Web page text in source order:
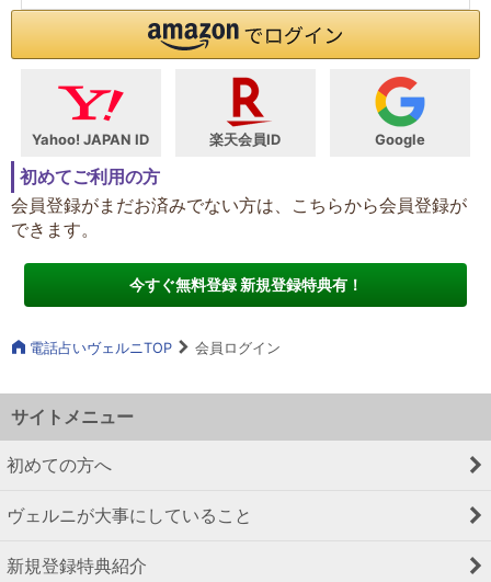
Yahoo! JAPAN ID 楽天会員ID Google
初めてご利用の方
会員登録がまだお済みでない方は、こちらから会員登録が
できます。
今すぐ無料登録 新規登録特典有！
電話占いヴェルニTOP 会員ログイン
サイトメニュー
初めての方へ
ヴェルニが大事にしていること
新規登録特典紹介